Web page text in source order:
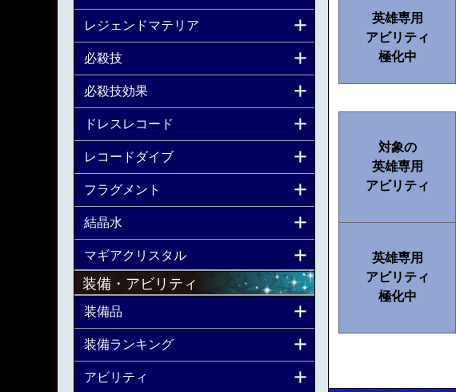
英雄専用
アビリティ
極化中
対象の
英雄専用
アビリティ
英雄専用
アビリティ
極化中
レジェンドマテリア
必殺技
必殺技効果
ドレスレコード
レコードダイブ
フラグメント
結晶水
マギアクリスタル
装備・アビリティ
装備品
装備ランキング
アビリティ